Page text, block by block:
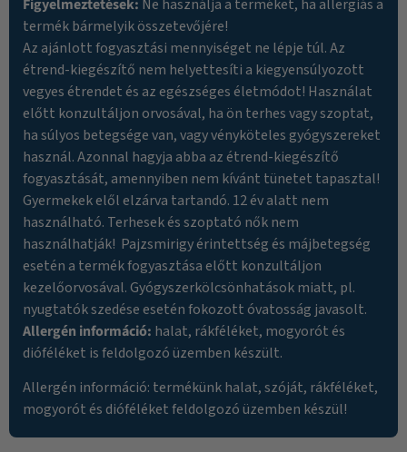
Figyelmeztetések: Ne használja a terméket, ha allergiás a
termék bármelyik összetevőjére!
Az ajánlott fogyasztási mennyiséget ne lépje túl. Az
étrend-kiegészítő nem helyettesíti a kiegyensúlyozott
vegyes étrendet és az egészséges életmódot! Használat
előtt konzultáljon orvosával, ha ön terhes vagy szoptat,
ha súlyos betegsége van, vagy vényköteles gyógyszereket
használ. Azonnal hagyja abba az étrend-kiegészítő
fogyasztását, amennyiben nem kívánt tünetet tapasztal!
Gyermekek elől elzárva tartandó. 12 év alatt nem
használható. Terhesek és szoptató nők nem
használhatják! Pajzsmirigy érintettség és májbetegség
esetén a termék fogyasztása előtt konzultáljon
kezelőorvosával. Gyógyszerkölcsönhatások miatt, pl.
nyugtatók szedése esetén fokozott óvatosság javasolt.
Allergén információ: halat, rákféléket, mogyorót és
dióféléket is feldolgozó üzemben készült.
Allergén információ: termékünk halat, szóját, rákféléket,
mogyorót és dióféléket feldolgozó üzemben készül!